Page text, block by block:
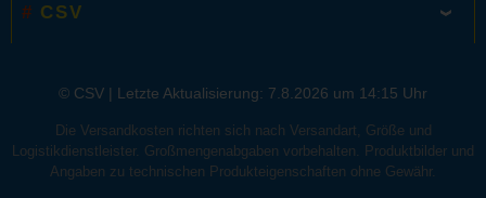
CSV
© CSV | Letzte Aktualisierung: 7.8.2026 um 14:15 Uhr
Die Versandkosten richten sich nach Versandart, Größe und
Logistikdienstleister. Großmengenabgaben vorbehalten. Produktbilder und
Angaben zu technischen Produkteigenschaften ohne Gewähr.